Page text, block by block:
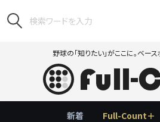
野球の「知りたい」がここに。ベー
新着 Full-Count＋